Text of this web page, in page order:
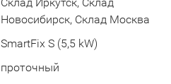
Новосибирск, Склад Москва
SmartFix S (5,5 kW)
проточный